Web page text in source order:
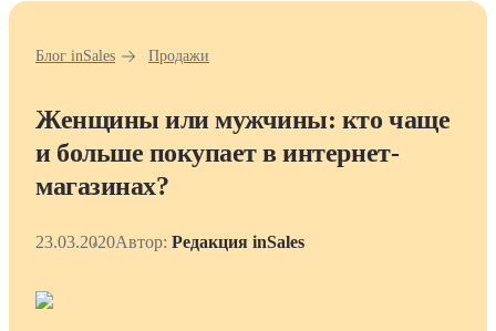
Блог inSales Продажи
Женщины или мужчины: кто чаще
и больше покупает в интернет-
магазинах?
23.03.2020Автор: Редакция inSales